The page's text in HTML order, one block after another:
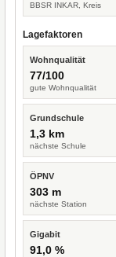
BBSR INKAR, Kreis
Lagefaktoren
Wohnqualität
77/100
gute Wohnqualität
Grundschule
1,3 km
nächste Schule
ÖPNV
303 m
nächste Station
Gigabit
91,0 %